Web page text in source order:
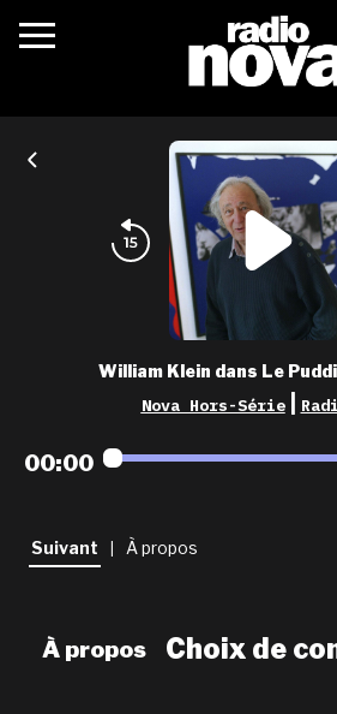
c’était quoi ?
actualités
podcasts
fréquences
nova aime
les grilles
playlists
newsletter
William Klein dans Le
Nova Hors-Série
00:00
Suivant À propos
À propos Choix de